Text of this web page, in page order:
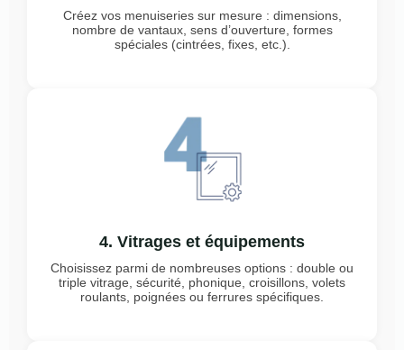
Créez vos menuiseries sur mesure : dimensions,
nombre de vantaux, sens d’ouverture, formes
spéciales (cintrées, fixes, etc.).
4. Vitrages et équipements
Choisissez parmi de nombreuses options : double ou
triple vitrage, sécurité, phonique, croisillons, volets
roulants, poignées ou ferrures spécifiques.